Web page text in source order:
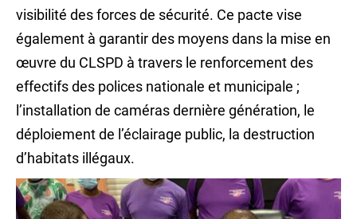
visibilité des forces de sécurité. Ce pacte vise
également à garantir des moyens dans la mise en
œuvre du CLSPD à travers le renforcement des
effectifs des polices nationale et municipale ;
l’installation de caméras dernière génération, le
déploiement de l’éclairage public, la destruction
d’habitats illégaux.